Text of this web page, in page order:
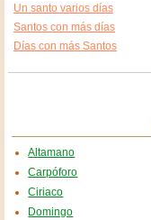
Un santo varios días
Santos con más días
Días con más Santos
Altamano
Carpóforo
Ciriaco
Domingo